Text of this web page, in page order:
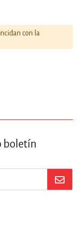
con la
boletín